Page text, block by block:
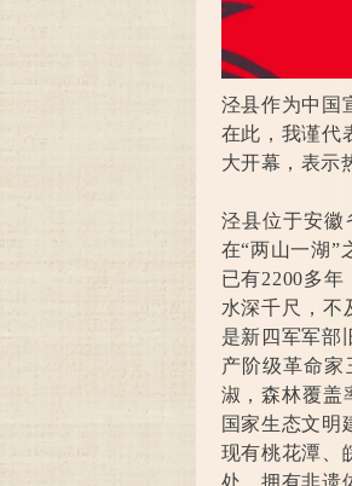
泾县作为中国
在此，我谨代
大开幕，表示
泾县位于安徽
在“两山一湖”
已有2200多
水深千尺，不
是新四军军部
产阶级革命
淑，森林覆盖
国家生态文明
现有桃花潭、
处，拥有非遗